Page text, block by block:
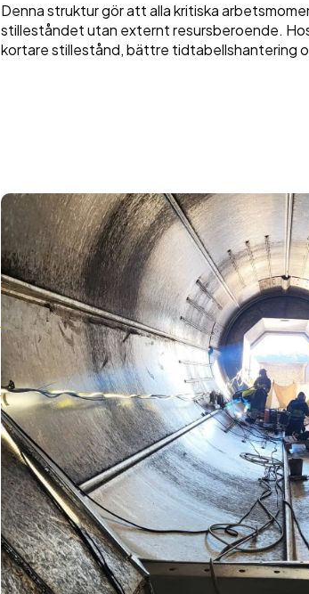
Denna struktur gör att alla kritiska
stilleståndet utan externt resursberoende.
kortare stillestånd, bättre tidtabellshantering